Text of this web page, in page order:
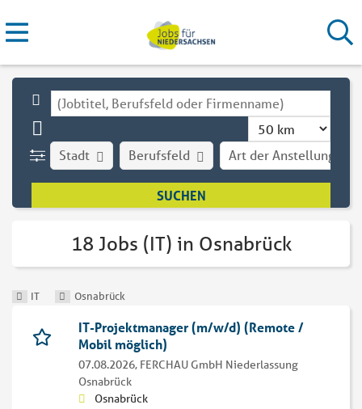
Stadt Art der Anstellung
Berufsfeld
18 Jobs (IT) in Osnabrück
IT Osnabrück
IT-Projektmanager (m/w/d) (Remote /
Mobil möglich)
07.08.2026, FERCHAU GmbH Niederlassung
Osnabrück
Osnabrück